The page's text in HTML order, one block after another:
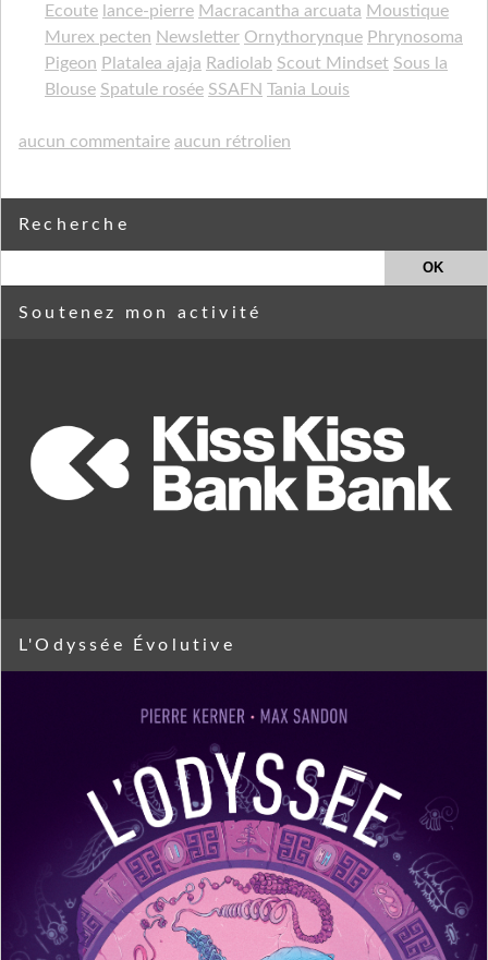
Ecoute lance-pierre Macracantha arcuata Moustique
Murex pecten Newsletter Ornythorynque Phrynosoma
Pigeon Platalea ajaja Radiolab Scout Mindset Sous la
Blouse Spatule rosée SSAFN Tania Louis
aucun commentaire aucun rétrolien
Recherche
Soutenez mon activité
L'Odyssée Évolutive